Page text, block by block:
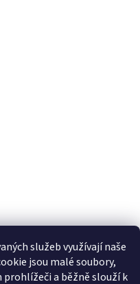
služeb využívají naše
jsou malé soubory,
prohlížeči a běžně slouží k